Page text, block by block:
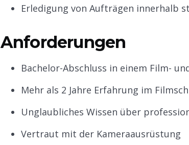
Erledigung von Aufträgen innerhalb
Anforderungen
Bachelor-Abschluss in einem Film-
Mehr als 2 Jahre Erfahrung im
Unglaubliches Wissen über
Vertraut mit der Kameraausrüstung